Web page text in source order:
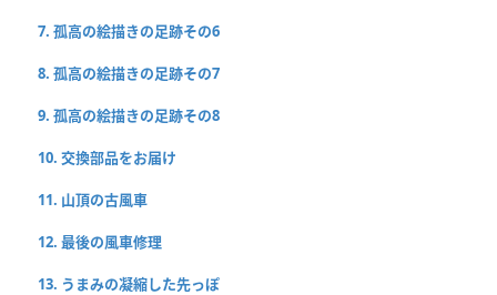
7. 孤高の絵描きの足跡その6
8. 孤高の絵描きの足跡その7
9. 孤高の絵描きの足跡その8
10. 交換部品をお届け
11. 山頂の古風車
12. 最後の風車修理
13. うまみの凝縮した先っぽ